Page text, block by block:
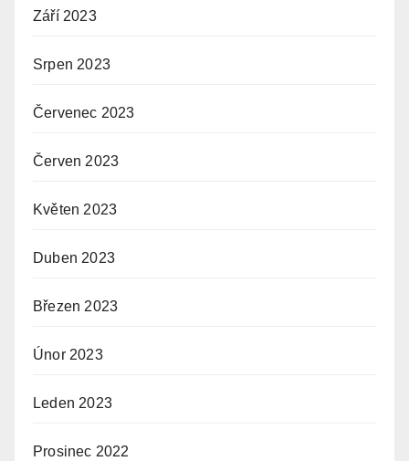
Září 2023
Srpen 2023
Červenec 2023
Červen 2023
Květen 2023
Duben 2023
Březen 2023
Únor 2023
Leden 2023
Prosinec 2022